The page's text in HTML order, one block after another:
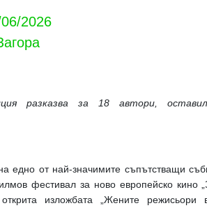
2026
разказва за 18 автори,
едно от най-значимите съпътстващи
фестивал за ново европейско кино
изложбата „Жените режисьори